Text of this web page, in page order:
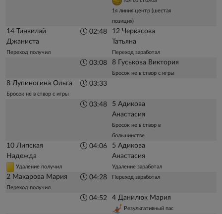
1я линия центр (шестая
позиция)
14 Тинвилай
Джаниста
Переход получил
02:48
12 Черкасова
Татьяна
Переход заработал
03:08 8 Гуськова Виктория
Бросок не в створ с игры
8 Лупиногина Ольга
Бросок не в створ с игры
03:33
03:48
5 Адикова
Анастасия
Бросок не в створ в
большинстве
10 Липская
Надежда
Удаление получил
04:06
5 Адикова
Анастасия
Удаление заработал
2 Макарова Мария
Переход получил
04:28 Переход заработал
04:52 4 Данилюк Мария
Результативный пас